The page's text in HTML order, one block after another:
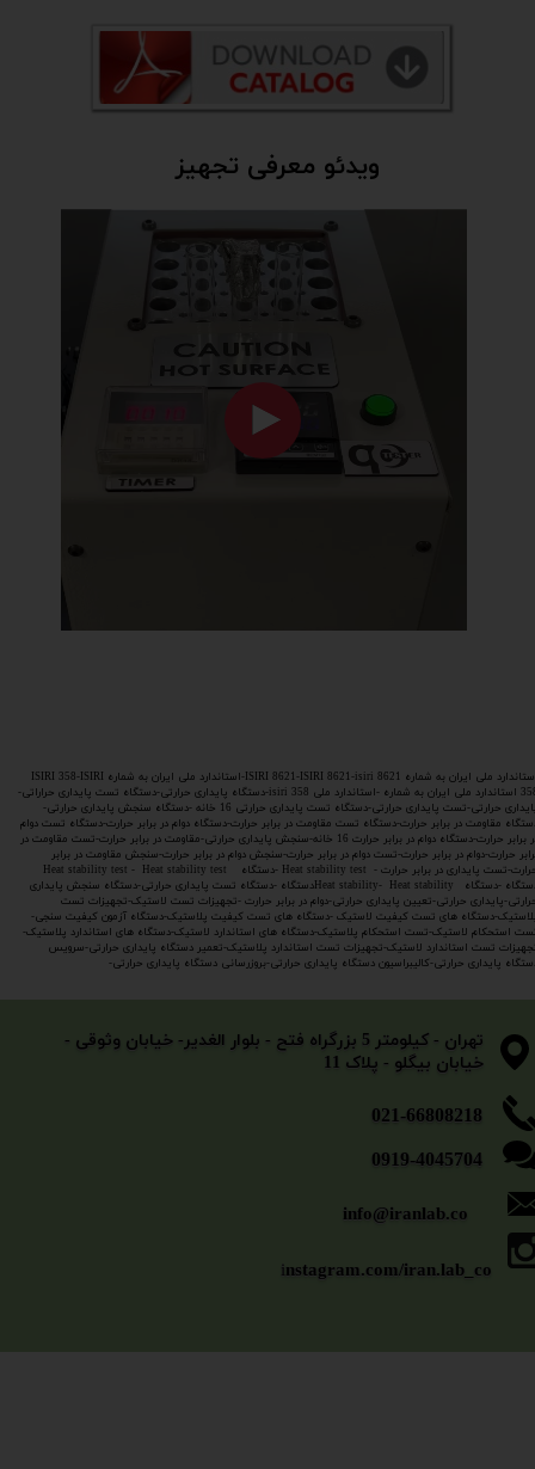
استاندارد ملی ایران به شماره ISIRI 8621-ISIRI 8621-isiri 8621-استاندارد ملی ایران به شماره ISIRI 358-ISIRI
358 استاندارد ملی ایران به شماره -استاندارد ملی isiri 358-دستگاه پایداری حرارتی-دستگاه تست پایداری حراراتی-
پایداری حرارتی-تست پایداری حرارتی-دستگاه تست پایداری حرارتی 16 خانه -دستگاه سنجش پایداری حرارتی-
مقاومت در برابر حرارت-دستگاه تست مقاومت در برابر حرارت-دستگاه دوام در برابر حرارت-دستگاه تست دوام
در برابر حرارت-دستگاه دوام در برابر حرارت 16 خانه-سنجش پایداری حرارتی-مقاومت در برابر حرارت-تست مقاومت در
حرارت-دوام در برابر حرارت-تست دوام در برابر حرارت-سنجش دوام در برابر حرارت-سنجش مقاومت در برابر
حرارت-تست پایداری در برابر حرارت - Heat stability test -دستگاه Heat stability test - Heat stability test
دستگاه -دستگاه Heat stability- Heat stabilityدستگاه -دستگاه تست پایداری حرارتی-دستگاه سنجش پایداری
پایداری حرارتی-تعیین پایداری حرارتی-دوام در برابر حرارت -تجهیزات تست لاستیک-تجهیزات تست
دستگاه های تست کیفیت لاستیک -دستگاه های تست کیفیت پلاستیک-دستگاه آزمون کیفیت سنجی-
استحکام لاستیک-تست استحکام پلاستیک-دستگاه های استاندارد لاستیک-دستگاه های استاندارد پلاستیک-
تست استاندارد لاستیک-تجهیزات تست استاندارد پلاستیک-تعمیر دستگاه پایداری حرارتی-سرویس
پایداری حرارتی-کالیبراسیون دستگاه پایداری حرارتی-بروزرسانی دستگاه پایداری حرارتی-​​​​​​​
ویدئو معرفی تجهیز
​​​​​021-66808218
0919-4045704
​​​​​​​تهران - کیلومتر 5 بزرگراه فتح - بلوار الغدیر- خیابان وثوقی -
خیابان بیگلو - پلاک 11
info@iranlab.co
instagram.com/iran.lab_co